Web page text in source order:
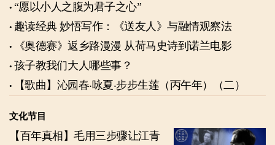
“愿以小人之腹为君子之心”
趣读经典 妙悟写作：《送友人》与融情观察法
《奥德赛》返乡路漫漫 从荷马史诗到诺兰电影
孩子教我们大人哪些事？
【歌曲】沁园春‧咏夏‧步步生莲（丙午年）（二）
文化节目
【百年真相】毛用三步骤让江青